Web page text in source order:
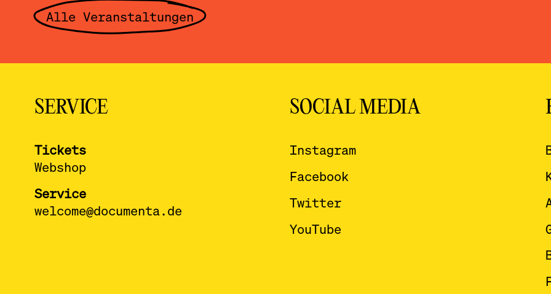
Alle Veranstaltungen
SERVICE
Tickets
Webshop
Service
welcome@documenta.de
SOCIAL MEDIA
Instagram
Facebook
Twitter
YouTube